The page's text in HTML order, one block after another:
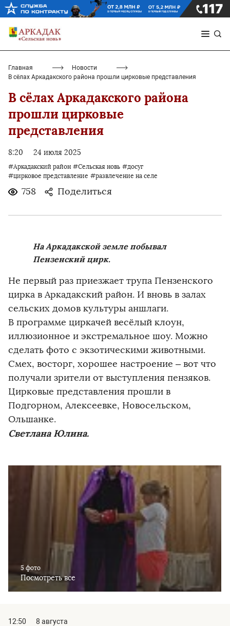
Главная
Новости
В сёлах Аркадакского района прошли цирковые представления
В сёлах Аркадакского района
прошли цирковые
представления
8:20 24 июля 2025
#Аркадакский район #Сельская новь #досуг
#цирковое представление #развлечение на селе
758 Поделиться
На Аркадакской земле побывал
Пензенский цирк.
Не первый раз приезжает трупа Пензенского
цирка в Аркадакский район. И вновь в залах
сельских домов культуры аншлаги.
В программе циркачей весёлый клоун,
иллюзионное и экстремальное шоу. Можно
сделать фото с экзотическими животными.
Смех, восторг, хорошее настроение – вот что
получали зрители от выступления пензяков.
Цирковые представления прошли в
Подгорном, Алексеевке, Новосельском,
Ольшанке.
Светлана Юлина.
5 фото
Посмотреть все
12:50
8 августа